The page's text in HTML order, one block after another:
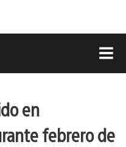
en
febrero de